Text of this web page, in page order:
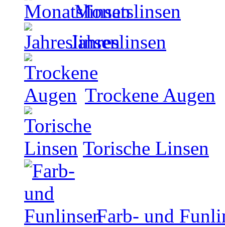
Monatslinsen
Jahreslinsen
Trockene Augen
Torische Linsen
Farb- und